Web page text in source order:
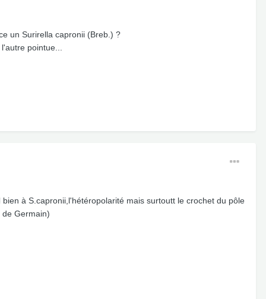
un Surirella capronii (Breb.) ?
pointue...
à S.capronii,l'hétéropolarité mais surtoutt le crochet du pôle
Germain)